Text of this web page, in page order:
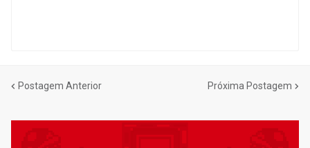
Postagem Anterior Próxima Postagem